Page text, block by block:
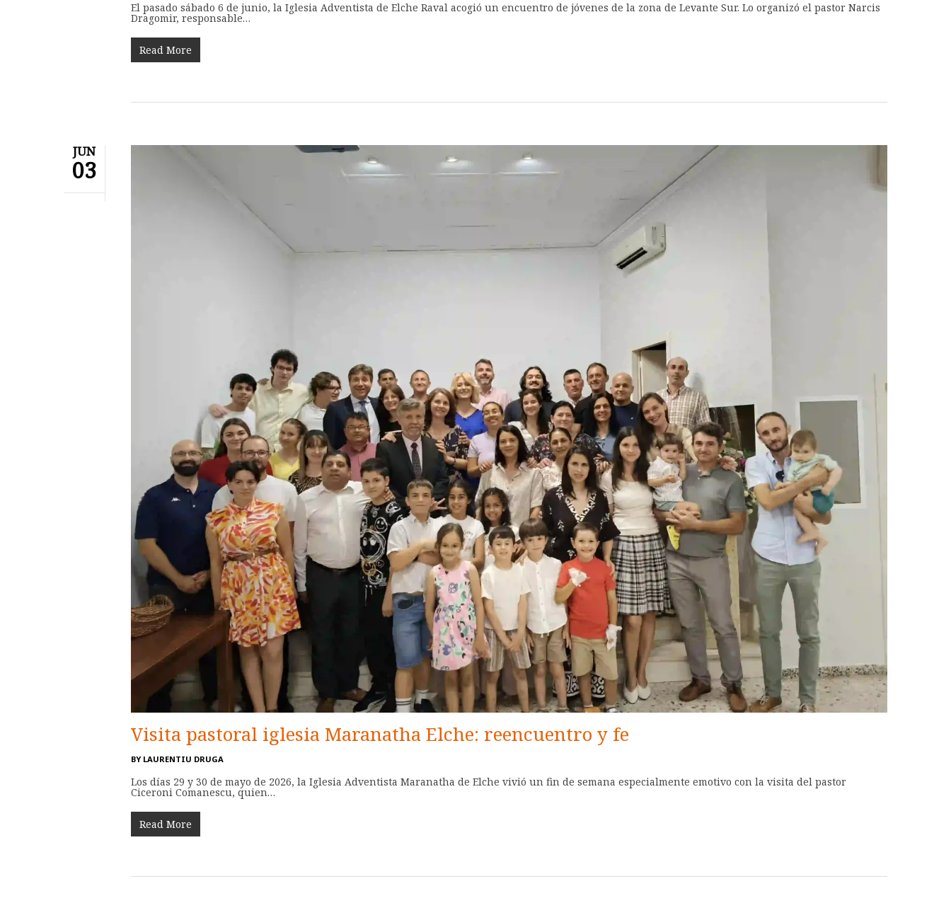
El pasado sábado 6 de junio, la Iglesia Adventista de Elche Raval acogió un encuentro de jóvenes de la zona de Levante Sur. Lo organizó el pastor Narcis
Dragomir, responsable…
Read More
JUN
03
Visita pastoral iglesia Maranatha Elche: reencuentro y fe
BY LAURENTIU DRUGA
Los días 29 y 30 de mayo de 2026, la Iglesia Adventista Maranatha de Elche vivió un fin de semana especialmente emotivo con la visita del pastor
Ciceroni Comanescu, quien…
Read More